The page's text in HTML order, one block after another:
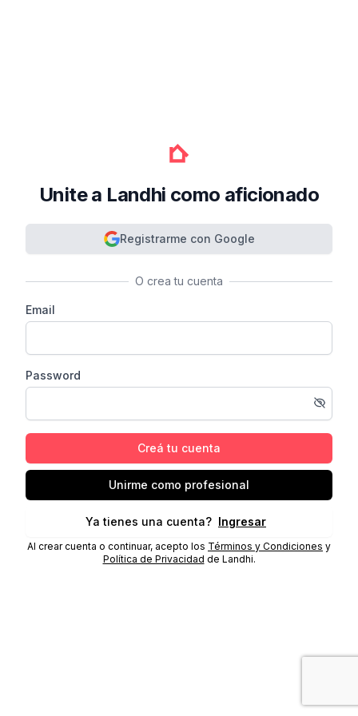
Unite a Landhi como aficionado
Registrarme con Google
O crea tu cuenta
Email
Password
Creá tu cuenta
Unirme como profesional
Ya tienes una cuenta? Ingresar
Al crear cuenta o continuar, acepto los Términos y Condiciones y
Política de Privacidad de Landhi.